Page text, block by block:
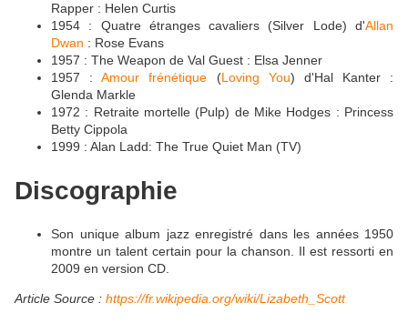
Rapper : Helen Curtis
1954 : Quatre étranges cavaliers (Silver Lode) d'Allan
Dwan : Rose Evans
1957 : The Weapon de Val Guest : Elsa Jenner
1957 :Amour frénétique (Loving You) d'Hal Kanter :
Glenda Markle
1972 : Retraite mortelle (Pulp) de Mike Hodges : Princess
Betty Cippola
1999 : Alan Ladd: The True Quiet Man (TV)
Discographie
Son unique album jazz enregistré dans les années 1950
montre un talent certain pour la chanson. Il est ressorti en
2009 en version CD.
Article Source : https://fr.wikipedia.org/wiki/Lizabeth_Scott